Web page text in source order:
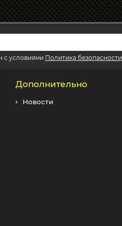
с условиями Политика безопасности
Дополнительно
Новости